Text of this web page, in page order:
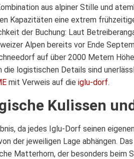
aus alpiner Stille und
Kapazitäten eine extrem
der Buchung: Laut
Alpen bereits vor Ende
auf über 2000 Metern
logistischen Details sind
mit Verweis auf die iglu-dorf.
Kulissen
da jedes Iglu-Dorf seinen
der jeweiligen Lage abhängen.
Matterhorn, der besonders beim